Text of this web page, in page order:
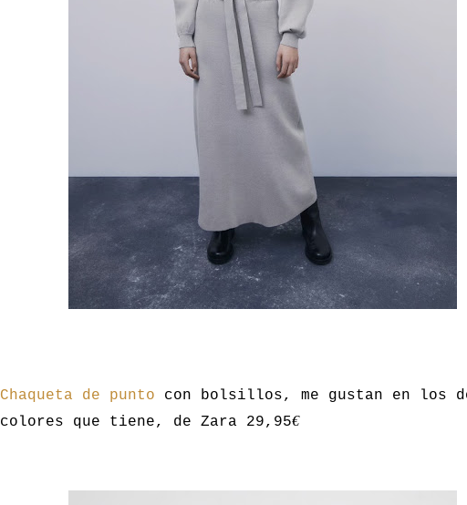
Chaqueta de punto con bolsillos, me gustan en los
colores que tiene, de Zara 29,95€